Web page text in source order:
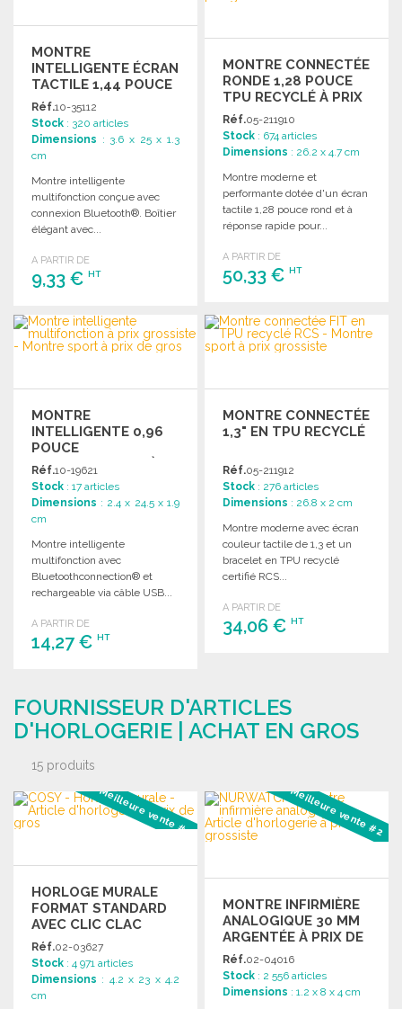
MONTRE
INTELLIGENTE ÉCRAN
TACTILE 1,44 POUCE
Réf.10-35112
Stock : 320 articles
Dimensions : 3.6 x 25 x 1.3
cm
Montre intelligente
multifonction conçue avec
connexion Bluetooth®. Boîtier
élégant avec...
A PARTIR DE
9,33 € HT
COMMANDER
Demander un devis
MONTRE CONNECTÉE
RONDE 1,28 POUCE
TPU RECYCLÉ À PRIX
DE GROS
Réf.05-211910
Stock : 674 articles
Dimensions : 26.2 x 4.7 cm
Montre moderne et
performante dotée d'un écran
tactile 1,28 pouce rond et à
réponse rapide pour...
A PARTIR DE
50,33 €HT
COMMANDER
Demander un devis
MONTRE
INTELLIGENTE 0,96
POUCE
MULTIFONCTION À
PRIX GROSSISTE
Réf.10-19621
Stock : 17 articles
Dimensions : 2.4 x 24.5 x 1.9
cm
Montre intelligente
multifonction avec
Bluetoothconnection® et
rechargeable via câble USB...
A PARTIR DE
14,27 € HT
Demander un devis
MONTRE CONNECTÉE
1,3" EN TPU RECYCLÉ
Réf.05-211912
Stock : 276 articles
Dimensions : 26.8 x 2 cm
Montre moderne avec écran
couleur tactile de 1,3 et un
bracelet en TPU recyclé
certifié RCS...
A PARTIR DE
34,06 €HT
FOURNISSEUR D'ARTICLES
D'HORLOGERIE | ACHAT EN GROS
15 produits
Meilleure vente #1
HORLOGE MURALE
FORMAT STANDARD
AVEC CLIC CLAC
Réf.02-03627
Stock : 4 971 articles
Dimensions : 4.2 x 23 x 4.2
cm
Meilleure vente #2
MONTRE INFIRMIÈRE
ANALOGIQUE 30 MM
ARGENTÉE À PRIX DE
GROS
Réf.02-04016
Stock : 2 556 articles
Dimensions : 1.2 x 8 x 4 cm